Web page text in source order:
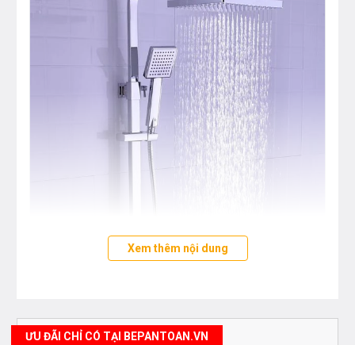
Xem thêm nội dung
ƯU ĐÃI CHỈ CÓ TẠI BEPANTOAN.VN